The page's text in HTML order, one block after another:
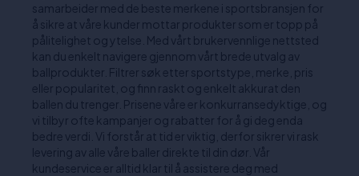
samarbeider med de beste merkene i sportsbransjen for
å sikre at våre kunder mottar produkter som er topp på
pålitelighet og ytelse. Med vårt brukervennlige nettsted
kan du enkelt navigere gjennom vårt brede utvalg av
ballprodukter. Filtrer søk etter sportstype, merke, pris
eller popularitet, og finn raskt og enkelt akkurat den
ballen du trenger. Prisene våre er konkurransedyktige, og
vi tilbyr ofte kampanjer og rabatter for å gi deg enda
bedre verdi. Vi forstår at tid er viktig, derfor sikrer vi rask
levering av alle våre baller direkte til din dør. Vår
kundeservice er alltid klar til å assistere deg med